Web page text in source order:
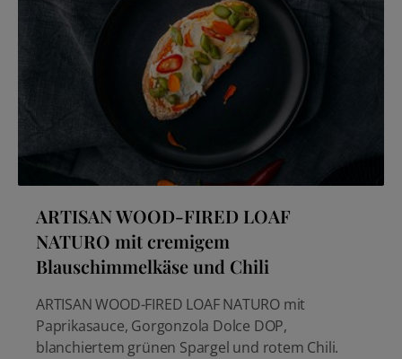
ARTISAN WOOD-FIRED LOAF
NATURO mit cremigem
Blauschimmelkäse und Chili
ARTISAN WOOD-FIRED LOAF NATURO mit
Paprikasauce, Gorgonzola Dolce DOP,
blanchiertem grünen Spargel und rotem Chili.